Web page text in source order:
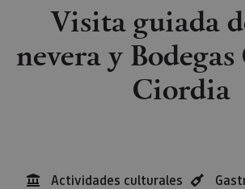
Visita guiada
nevera y
Ciordia
Actividades culturales